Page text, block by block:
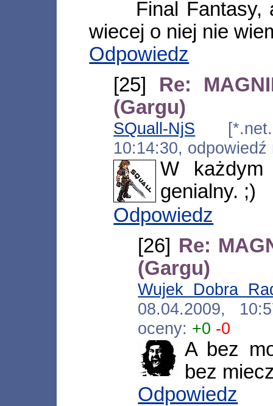
Final
wiecej o niej nie
Odpowiedz
[25] Re:
(Gargu)
SQuall-NjS
10:14:30,
W
genialny. ;)
Odpowiedz
[26] Re:
(Gargu)
Wujek Dobra
08.04.2009,
oceny: +0 -0
A bez
bez
Odpowiedz